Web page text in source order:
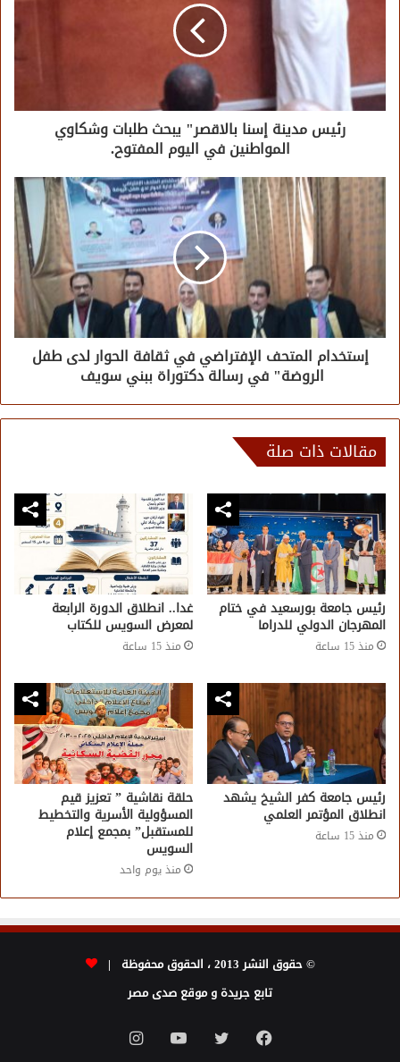
رئيس مدينة إسنا بالاقصر" يبحث طلبات وشكاوي
المواطنين في اليوم المفتوح.
إستخدام المتحف الإفتراضي في ثقافة الحوار لدى طفل
الروضة" في رسالة دكتوراة ببني سويف
مقالات ذات صلة
رئيس جامعة بورسعيد في ختام
المهرجان الدولي للدراما
منذ 15 ساعة
غدا.. انطلاق الدورة الرابعة
لمعرض السويس للكتاب
منذ 15 ساعة
رئيس جامعة كفر الشيخ يشهد
انطلاق المؤتمر العلمي
منذ 15 ساعة
حلقة نقاشية ” تعزيز قيم
المسؤولية الأسرية والتخطيط
للمستقبل” بمجمع إعلام
السويس
منذ يوم واحد
© حقوق النشر 2013 ، الحقوق محفوظة |
تابع جريدة و موقع صدى مصر
فيسبوك تويتر يوتيوبانستقرام